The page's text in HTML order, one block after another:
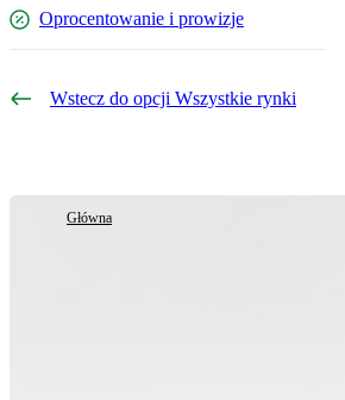
Oprocentowanie i prowizje
Wstecz do opcji Wszystkie rynki
Główna